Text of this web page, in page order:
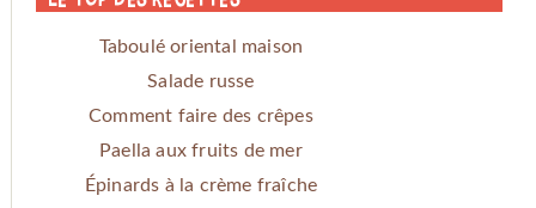
Taboulé oriental maison
Salade russe
Comment faire des crêpes
Paella aux fruits de mer
Épinards à la crème fraîche